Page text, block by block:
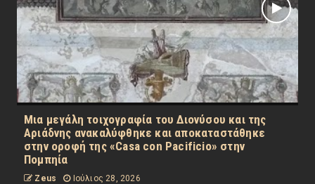
Μια μεγάλη τοιχογραφία του Διονύσου και της
Αριάδνης ανακαλύφθηκε και αποκαταστάθηκε
στην οροφή της «Casa con Pacificio» στην
Πομπηία
Zeus Ιούλιος 28, 2026